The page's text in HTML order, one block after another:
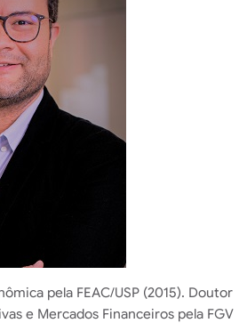
pela FEAC/USP (2015). Doutor
e Mercados Financeiros pela FGV